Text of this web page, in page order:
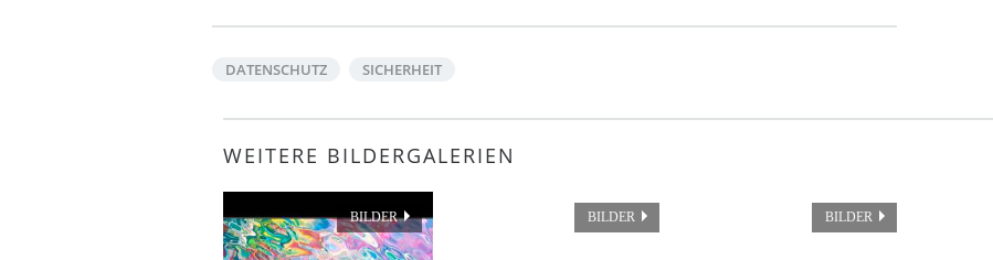
DATENSCHUTZ SICHERHEIT
WEITERE BILDERGALERIEN
BILDER BILDER BILDER